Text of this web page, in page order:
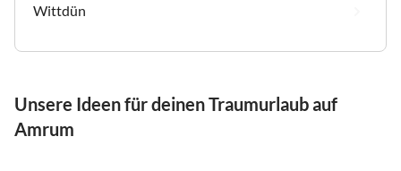
Wittdün
Unsere Ideen für deinen Traumurlaub auf
Amrum